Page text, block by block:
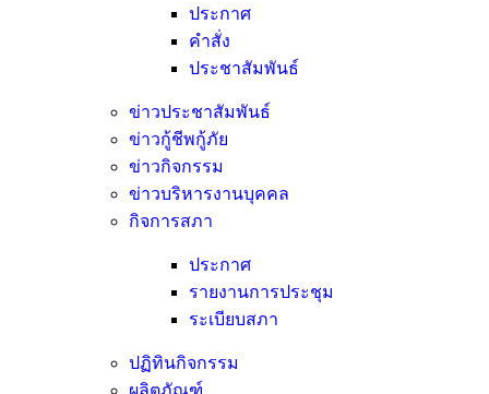
ประกาศ
คำสั่ง
ประชาสัมพันธ์
ข่าวประชาสัมพันธ์
ข่าวกู้ชีพกู้ภัย
ข่าวกิจกรรม
ข่าวบริหารงานบุคคล
กิจการสภา
ประกาศ
รายงานการประชุม
ระเบียบสภา
ปฏิทินกิจกรรม
ผลิตภัณฑ์